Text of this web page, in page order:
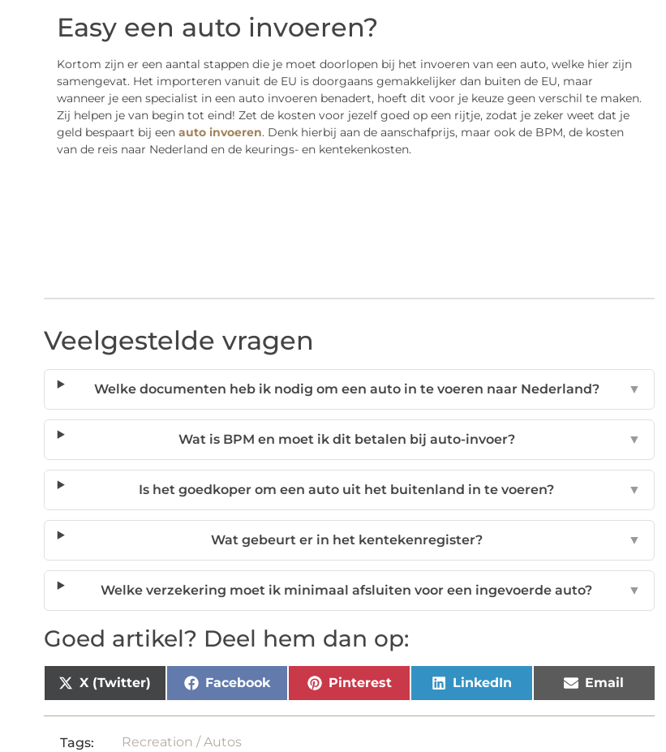
Easy een auto invoeren?
Kortom zijn er een aantal stappen die je moet doorlopen bij het invoeren van een auto, welke hier zijn
samengevat. Het importeren vanuit de EU is doorgaans gemakkelijker dan buiten de EU, maar
wanneer je een specialist in een auto invoeren benadert, hoeft dit voor je keuze geen verschil te maken.
Zij helpen je van begin tot eind! Zet de kosten voor jezelf goed op een rijtje, zodat je zeker weet dat je
geld bespaart bij een auto invoeren. Denk hierbij aan de aanschafprijs, maar ook de BPM, de kosten
van de reis naar Nederland en de keurings- en kentekenkosten.
Veelgestelde vragen
Welke documenten heb ik nodig om een auto in te voeren naar Nederland? ▼
Wat is BPM en moet ik dit betalen bij auto-invoer? ▼
Is het goedkoper om een auto uit het buitenland in te voeren? ▼
Wat gebeurt er in het kentekenregister? ▼
Welke verzekering moet ik minimaal afsluiten voor een ingevoerde auto? ▼
Goed artikel? Deel hem dan op:
X (Twitter) Facebook Pinterest LinkedIn Email
Tags:
Recreation / Autos